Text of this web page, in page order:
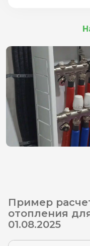
Пример
отопления
01.08.2025